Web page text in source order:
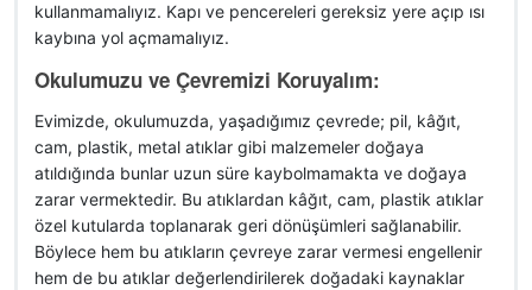
kullanmamalıyız. Kapı ve pencereleri gereksiz yere açıp ısı
kaybına yol açmamalıyız.
Okulumuzu ve Çevremizi Koruyalım:
Evimizde, okulumuzda, yaşadığımız çevrede; pil, kâğıt,
cam, plastik, metal atıklar gibi malzemeler doğaya
atıldığında bunlar uzun süre kaybolmamakta ve doğaya
zarar vermektedir. Bu atıklardan kâğıt, cam, plastik atıklar
özel kutularda toplanarak geri dönüşümleri sağlanabilir.
Böylece hem bu atıkların çevreye zarar vermesi engellenir
hem de bu atıklar değerlendirilerek doğadaki kaynaklar